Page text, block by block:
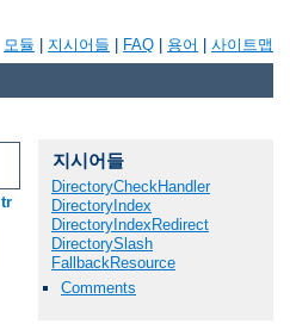
모듈 지시어들 FAQ 용어 사이트맵
tr
지시어들
DirectoryCheckHandler
DirectoryIndex
DirectoryIndexRedirect
DirectorySlash
FallbackResource
Comments